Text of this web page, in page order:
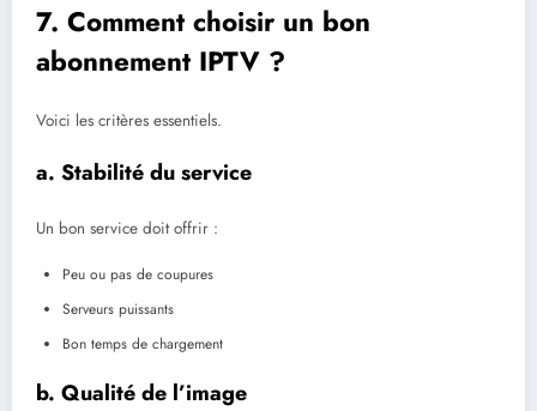
7. Comment choisir un bon
abonnement IPTV ?
Voici les critères essentiels.
a. Stabilité du service
Un bon service doit offrir :
Peu ou pas de coupures
Serveurs puissants
Bon temps de chargement
b. Qualité de l’image